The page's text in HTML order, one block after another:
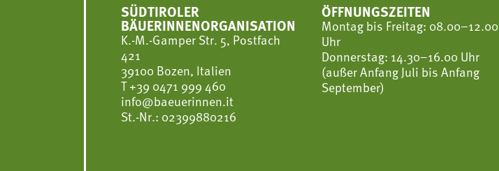
SÜDTIROLER
BÄUERINNENORGANISATION
K.-M.-Gamper Str. 5, Postfach
421
39100 Bozen, Italien
T+39 0471 999 460
info@baeuerinnen.it
St.-Nr.: 02399880216
ÖFFNUNGSZEITEN
Montag bis Freitag: 08.00–12.00
Uhr
Donnerstag: 14.30–16.00 Uhr
(außer Anfang Juli bis Anfang
September)